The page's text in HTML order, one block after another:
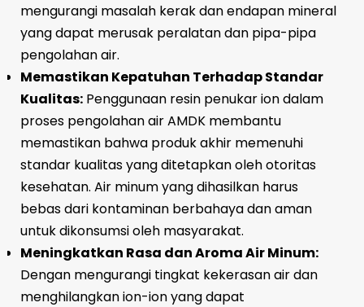
mengurangi masalah kerak dan endapan mineral
yang dapat merusak peralatan dan pipa-pipa
pengolahan air.
Memastikan Kepatuhan Terhadap Standar
Kualitas:Penggunaan resin penukar ion dalam
proses pengolahan air AMDK membantu
memastikan bahwa produk akhir memenuhi
standar kualitas yang ditetapkan oleh otoritas
kesehatan. Air minum yang dihasilkan harus
bebas dari kontaminan berbahaya dan aman
untuk dikonsumsi oleh masyarakat.
Meningkatkan Rasa dan Aroma Air Minum:
Dengan mengurangi tingkat kekerasan air dan
menghilangkan ion-ion yang dapat